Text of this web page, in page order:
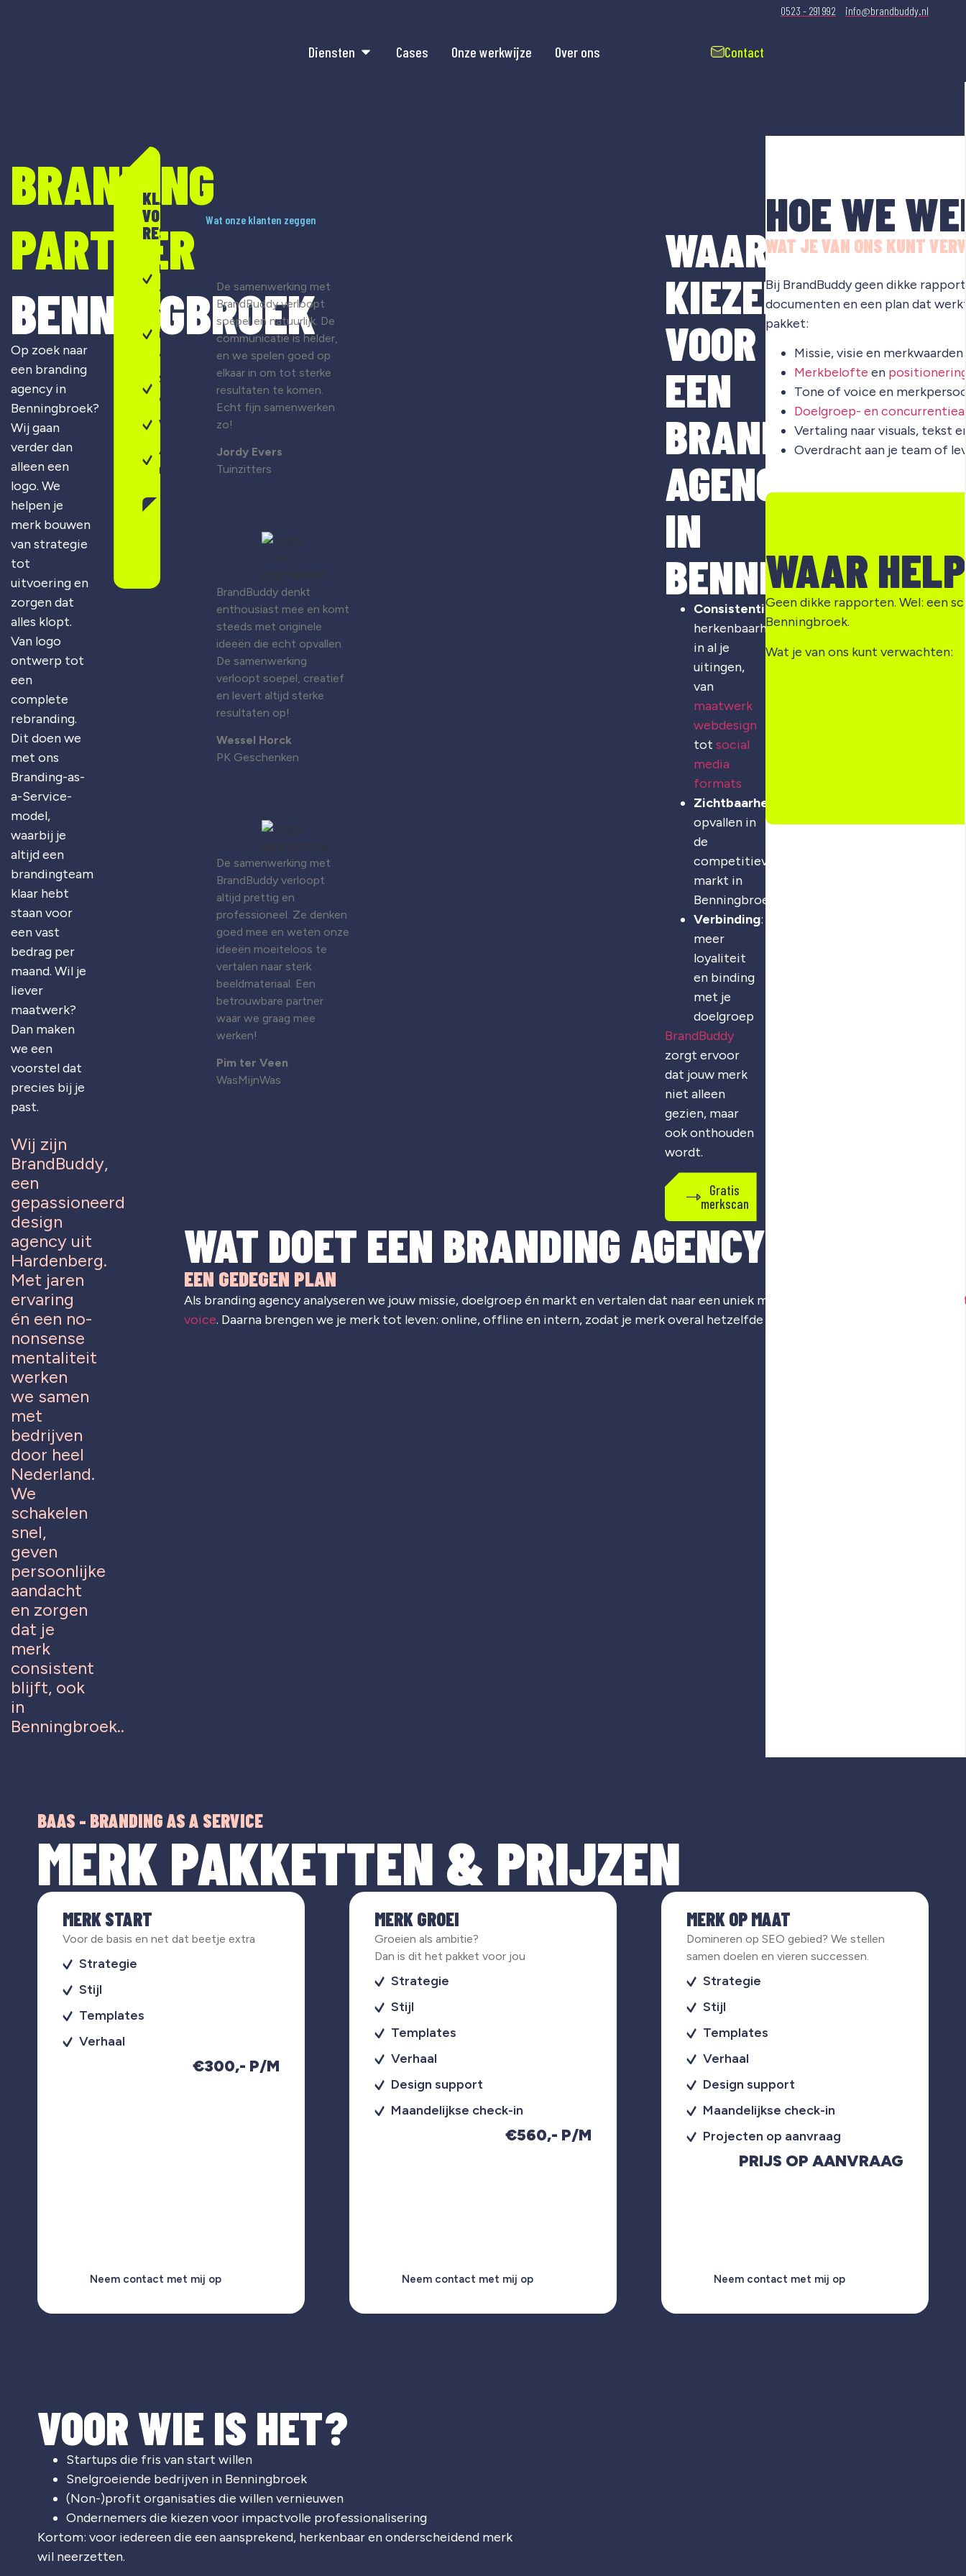
0523 - 291 992 info@brandbuddy.nl
Diensten Cases Onze werkwijze Over ons Contact
BRANDING
PARTNER
BENNINGBROEK
Op zoek naar
een branding
agency in
Benningbroek?
Wij gaan
verder dan
alleen een
logo. We
helpen je
merk bouwen
van strategie
tot
uitvoering en
zorgen dat
alles klopt.
Van logo
ontwerp tot
een
complete
rebranding.
Dit doen we
met ons
Branding-as-
a-Service-
model,
waarbij je
altijd een
brandingteam
klaar hebt
staan voor
een vast
bedrag per
maand. Wil je
liever
maatwerk?
Dan maken
we een
voorstel dat
precies bij je
past.
Wij zijn
BrandBuddy,
een
gepassioneerd
design
agency uit
Hardenberg.
Met jaren
ervaring
én een no-
nonsense
mentaliteit
werken
we samen
met
bedrijven
door heel
Nederland.
We
schakelen
snel,
geven
persoonlijke
aandacht
en zorgen
dat je
merk
consistent
blijft, ook
in
Benningbroek..
KLAAR
VOOR
RESULTAAT?
Merkontwikkeling
& strategie
Visuele
identiteit
& design
Sterke
campagnes
Webdesign
Altijd
maatwerk
Wat onze klanten zeggen
De samenwerking met
BrandBuddy verloopt
soepel en natuurlijk. De
communicatie is helder,
en we spelen goed op
elkaar in om tot sterke
resultaten te komen.
Echt fijn samenwerken
zo!
Jordy Evers
Tuinzitters
BrandBuddy denkt
enthousiast mee en komt
steeds met originele
ideeën die echt opvallen.
De samenwerking
verloopt soepel, creatief
en levert altijd sterke
resultaten op!
Wessel Horck
PK Geschenken
De samenwerking met
BrandBuddy verloopt
altijd prettig en
professioneel. Ze denken
goed mee en weten onze
ideeën moeiteloos te
vertalen naar sterk
beeldmateriaal. Een
betrouwbare partner
waar we graag mee
werken!
Pim ter Veen
WasMijnWas
WAT DOET EEN BRANDING AGENCY?
EEN GEDEGEN PLAN
Als branding agency analyseren we jouw missie, doelgroep én markt en vertalen dat naar een uniek merk: je
visuele
voice. Daarna brengen we je merk tot leven: online, offline en intern, zodat je merk overal hetzelfde voelt.
WAAROM
KIEZEN
VOOR
EEN
BRANDING
AGENCY
IN
BENNINGBROEK?
Consistentie:
herkenbaarheid
in al je
uitingen,
van
maatwerk
webdesign
tot social
media
formats
Zichtbaarheid
opvallen in
de
competitieve
markt in
Benningbroek
Verbinding:
meer
loyaliteit
en binding
met je
doelgroep
BrandBuddy
zorgt ervoor
dat jouw merk
niet alleen
gezien, maar
ook onthouden
wordt.
Gratis
merkscan
HOE WE
WAT JE VAN ONS KUNT
Bij BrandBuddy geen dikke
documenten en een plan dat
pakket:
Missie, visie en merkwaarden
Merkbelofte en
Tone of voice en
Doelgroep- en
Vertaling naar visuals, tekst
Overdracht aan je team of
WAAR
Geen dikke rapporten. Wel: een
Benningbroek.
Wat je van ons kunt verwachten:
BAAS - BRANDING AS A SERVICE
MERK PAKKETTEN & PRIJZEN
MERK START
Voor de basis en net dat beetje extra
Strategie
Stijl
Templates
Verhaal
€300,- P/M
Neem contact met mij op
MERK GROEI
Groeien als ambitie?
Dan is dit het pakket voor jou
Strategie
Stijl
Templates
Verhaal
Design support
Maandelijkse check-in
€560,- P/M
Neem contact met mij op
MERK OP MAAT
Domineren op SEO gebied? We stellen
samen doelen en vieren successen.
Strategie
Stijl
Templates
Verhaal
Design support
Maandelijkse check-in
Projecten op aanvraag
PRIJS OP AANVRAAG
Neem contact met mij op
VOOR WIE IS HET?
Startups die fris van start willen
Snelgroeiende bedrijven in Benningbroek
(Non-)profit organisaties die willen vernieuwen
Ondernemers die kiezen voor impactvolle professionalisering
Kortom: voor iedereen die een aansprekend, herkenbaar en onderscheidend merk
wil neerzetten.